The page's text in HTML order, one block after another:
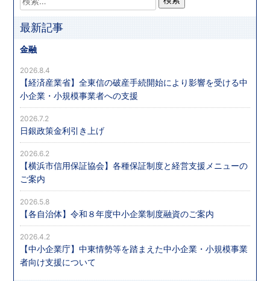
最新記事
金融
【経済産業省】全東信の破産手続開始により影響を受ける中
小企業・小規模事業者への支援
2026.8.4
日銀政策金利引き上げ
2026.7.2
【横浜市信用保証協会】各種保証制度と経営支援メニューの
ご案内
2026.6.2
【各自治体】令和８年度中小企業制度融資のご案内
2026.5.8
【中小企業庁】中東情勢等を踏まえた中小企業・小規模事業
者向け支援について
2026.4.2